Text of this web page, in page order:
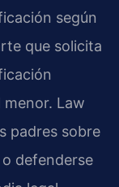
según
que solicita
Law
padres sobre
defenderse